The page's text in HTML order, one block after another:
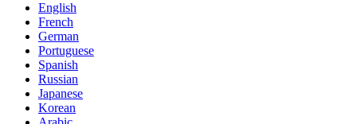
English
French
German
Portuguese
Spanish
Russian
Japanese
Korean